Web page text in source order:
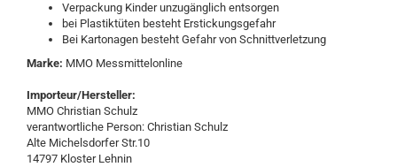
Verpackung Kinder unzugänglich entsorgen
bei Plastiktüten besteht Erstickungsgefahr
Bei Kartonagen besteht Gefahr von Schnittverletzung
Marke: MMO Messmittelonline
Importeur/Hersteller:
MMO Christian Schulz
verantwortliche Person: Christian Schulz
Alte Michelsdorfer Str.10
14797 Kloster Lehnin